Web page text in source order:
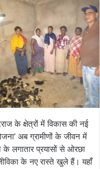
के क्षेत्रों में विकास की नई
अब ग्रामीणों के जीवन में
के लगातार प्रयासों से ओरछा
के नए रास्ते खुले हैं। यहाँ